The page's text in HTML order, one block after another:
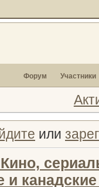
Форум Участники
или
и